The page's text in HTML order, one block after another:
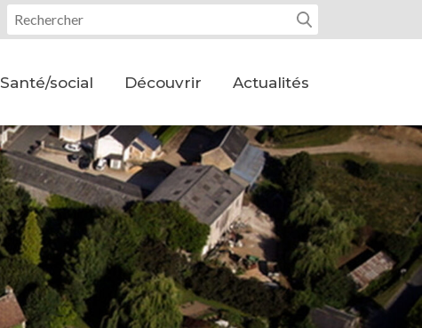
Votre recherche :
Santé/social Découvrir Actualités